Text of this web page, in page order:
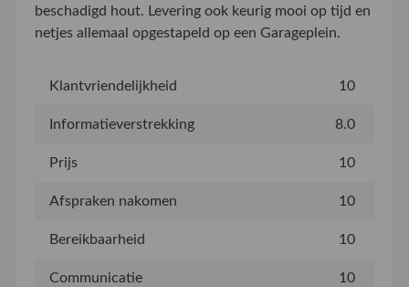
beschadigd hout. Levering ook keurig mooi op tijd en
netjes allemaal opgestapeld op een Garageplein.
Klantvriendelijkheid 10
Informatieverstrekking 8.0
Prijs 10
Afspraken nakomen 10
Bereikbaarheid 10
Communicatie 10